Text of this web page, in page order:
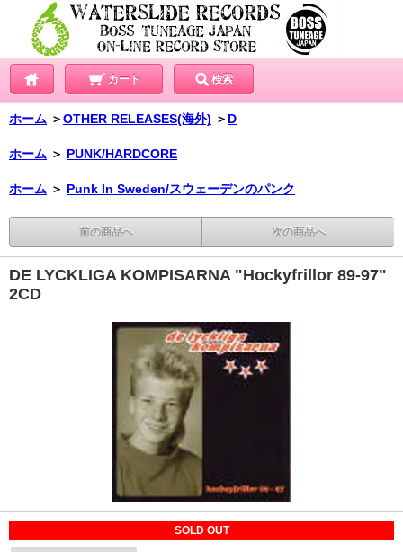
カート 検索
ホーム ＞OTHER RELEASES(海外) ＞ D
ホーム ＞ PUNK/HARDCORE
ホーム ＞ Punk In Sweden/スウェーデンのパンク
前の商品へ 次の商品へ
DE LYCKLIGA KOMPISARNA "Hockyfrillor 89-97"
2CD
SOLD OUT